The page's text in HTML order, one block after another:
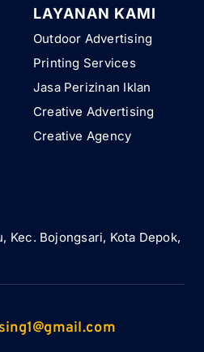
LAYANAN KAMI
Outdoor Advertising
Printing Services
Jasa Perizinan Iklan
Creative Advertising
Creative Agency
Kec. Bojongsari, Kota Depok,